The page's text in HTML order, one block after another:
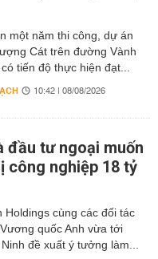
một năm thi công, dự án
Cát trên đường Vành
tiến độ thực hiện đạt...
10:42 | 08/08/2026
đầu tư ngoại muốn
công nghiệp 18 tỷ
Holdings cùng các đối tác
quốc Anh vừa tới
đề xuất ý tưởng làm...